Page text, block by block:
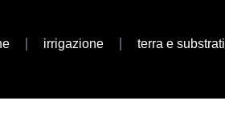
irrigazione terra e substrati